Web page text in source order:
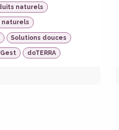
naturels
naturels
Solutions douces
doTERRA